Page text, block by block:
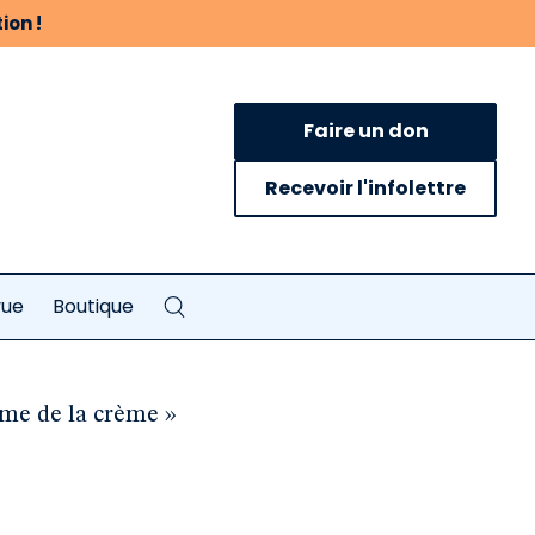
!
Faire un don
Recevoir l'infolettre
Boutique
de la crème »